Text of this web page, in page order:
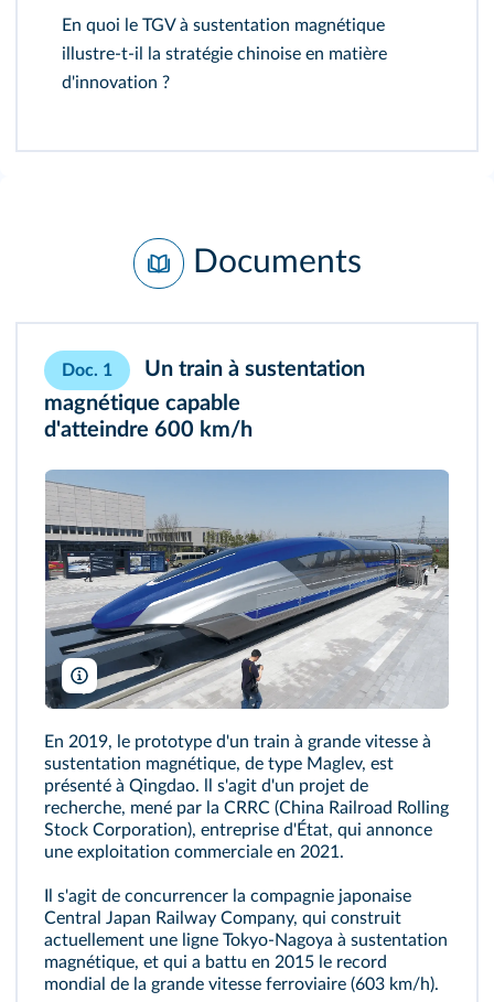
En quoi le TGV à sustentation magnétique
illustre‑t‑il la stratégie chinoise en matière
d'innovation ?
Documents
Doc. 1
Un train à sustentation
magnétique capable
d'atteindre 600 km/h
Zhang Jinggang/ImagineChina/AFP
En 2019, le prototype d'un train à grande vitesse à
sustentation magnétique, de type Maglev, est
présenté à Qingdao. ll s'agit d'un projet de
recherche, mené par la CRRC (China Railroad Rolling
Stock Corporation), entreprise d'État, qui annonce
une exploitation commerciale en 2021.
Il s'agit de concurrencer la compagnie japonaise
Central Japan Railway Company, qui construit
actuellement une ligne Tokyo-Nagoya à sustentation
magnétique, et qui a battu en 2015 le record
mondial de la grande vitesse ferroviaire (603 km/h).